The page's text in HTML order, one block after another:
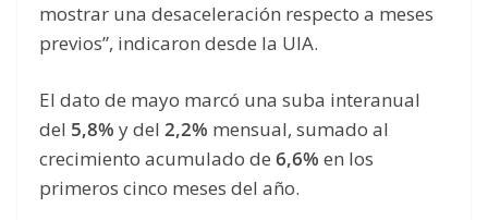
mostrar una desaceleración respecto a meses
previos”, indicaron desde la UIA.
El dato de mayo marcó una suba interanual
del 5,8% y del 2,2% mensual, sumado al
crecimiento acumulado de 6,6% en los
primeros cinco meses del año.